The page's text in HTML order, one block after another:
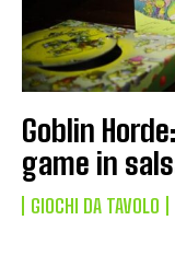
Goblin
game in
GIOCHI DA TAVOLO